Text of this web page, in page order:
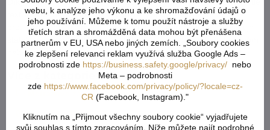
textilie, kde neruší vzhled. Polyester zajišťuje vysokou odolnost
proti roztržení, minimální srážlivost a dlouhou životnost. Páska je
stabilní, snadno se přišívá a dobře drží tvar i při častém používání
nebo praní. Ideální pro záclony, dekorační textilie i bytový textil.
Metrážové záclony a závěsy
Řasící pásky na záclony a doplňky
webu, k analýze jeho výkonu a ke shromažďování údajů o
jeho používání. Můžeme k tomu použít nástroje a služby
třetích stran a shromážděná data mohou být přenášena
partnerům v EU, USA nebo jiných zemích. „Soubory cookies
ke zlepšení relevanci reklam využívá služba Google Ads –
podrobnosti zde https://business.safety.google/privacy/ nebo
Meta – podrobnosti
zde https://www.facebook.com/privacy/policy/?locale=cz-
CR (Facebook, Instagram)."
Kliknutím na „Přijmout všechny soubory cookie“ vyjadřujete
svůj souhlas s tímto zpracováním. Níže můžete najít podrobné